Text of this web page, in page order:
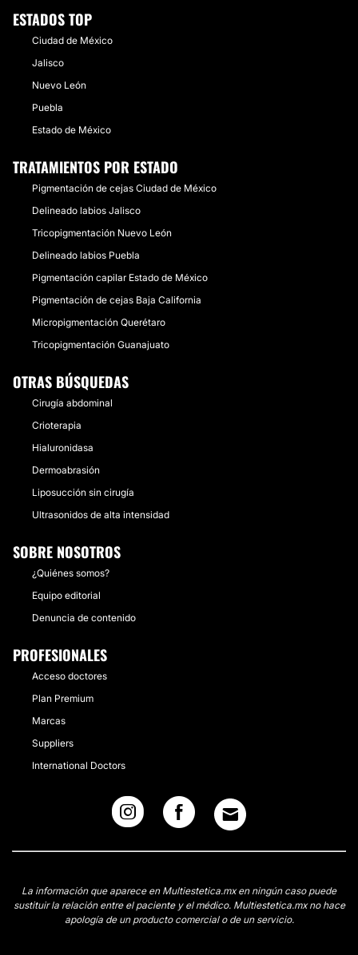
ESTADOS TOP
Ciudad de México
Jalisco
Nuevo León
Puebla
Estado de México
TRATAMIENTOS POR ESTADO
Pigmentación de cejas Ciudad de México
Delineado labios Jalisco
Tricopigmentación Nuevo León
Delineado labios Puebla
Pigmentación capilar Estado de México
Pigmentación de cejas Baja California
Micropigmentación Querétaro
Tricopigmentación Guanajuato
OTRAS BÚSQUEDAS
Cirugía abdominal
Crioterapia
Hialuronidasa
Dermoabrasión
Liposucción sin cirugía
Ultrasonidos de alta intensidad
SOBRE NOSOTROS
¿Quiénes somos?
Equipo editorial
Denuncia de contenido
PROFESIONALES
Acceso doctores
Plan Premium
Marcas
Suppliers
International Doctors
La información que aparece en Multiestetica.mx en ningún caso puede
sustituir la relación entre el paciente y el médico. Multiestetica.mx no hace
apología de un producto comercial o de un servicio.